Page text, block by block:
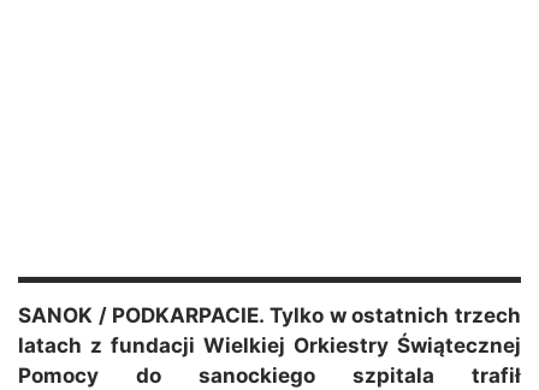
SANOK / PODKARPACIE. Tylko w ostatnich trzech
latach z fundacji Wielkiej Orkiestry Świątecznej
Pomocy do sanockiego szpitala trafił